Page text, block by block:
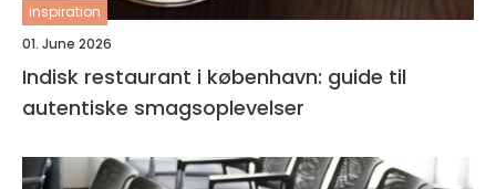
inspiration
01. June 2026
Indisk restaurant i københavn: guide til
autentiske smagsoplevelser